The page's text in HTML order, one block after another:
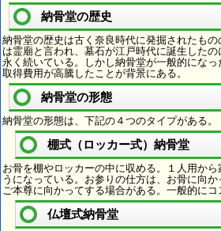
納骨堂の歴史
納骨堂の歴史は古く奈良時代に発掘されたも
は霊廟と言われ、墓石が江戸時代に誕生した
永く続いている。しかし納骨堂が一般的にな
取得費用が高騰したことが背景にある。
納骨堂の形態
納骨堂の形態は、下記の４つのタイプがある。
棚式（ロッカー式）納骨堂
お骨を棚やロッカーの中に収める。１人用か
うになっている。お参りの仕方は、お骨に向
ご本尊に向かってする場合がある。一般的にコ
仏壇式納骨堂